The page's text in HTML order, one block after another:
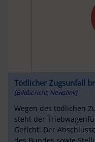
Tödlicher Zugsunfall
[Bildbericht, Newslink]
Wegen des tödlichen
steht der
Gericht. Der